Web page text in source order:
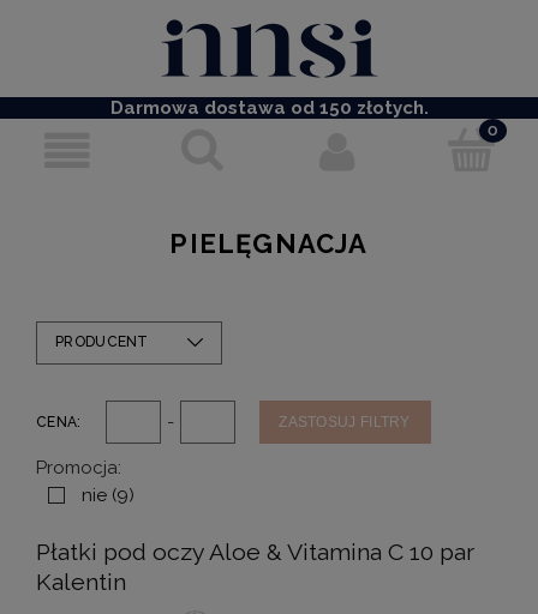
Darmowa dostawa od 150 złotych.
PIELĘGNACJA
PRODUCENT
CENA: - ZASTOSUJ FILTRY
Promocja:
nie (9)
Płatki pod oczy Aloe & Vitamina C 10 par
Kalentin